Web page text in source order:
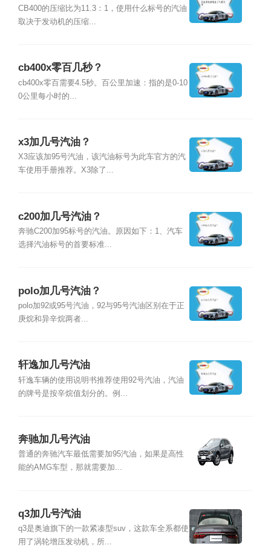
CB400的压缩比为11.3：1，使用什么标号的汽油
取决于发动机的压缩...
cb400x零百几秒？
cb400x零百需要4.5秒。百公里加速：指的是0-10
0公里每小时的...
x3加几号汽油？
X3应该加95号汽油，该汽油标号为此车官方的汽
车使用手册推荐。X3除了...
c200加几号汽油？
奔驰C200加95标号的汽油。原因如下：1、汽车
选择汽油标号的首要标准...
polo加几号汽油？
polo加92或95号汽油，92与95号汽油区别在于正
庚烷和异辛烷两者...
轩逸加几号汽油
轩逸车辆的使用说明书推荐使用92号汽油，汽油
的牌号是按辛烷值划分的。例...
奔驰加几号汽油
普通的奔驰汽车最低需要加95汽油，如果是高性
能的AMG车型，那就需要加...
q3加几号汽油
q3是奥迪旗下的一款紧凑型suv，这款车全系都使
用了涡轮增压发动机，所...